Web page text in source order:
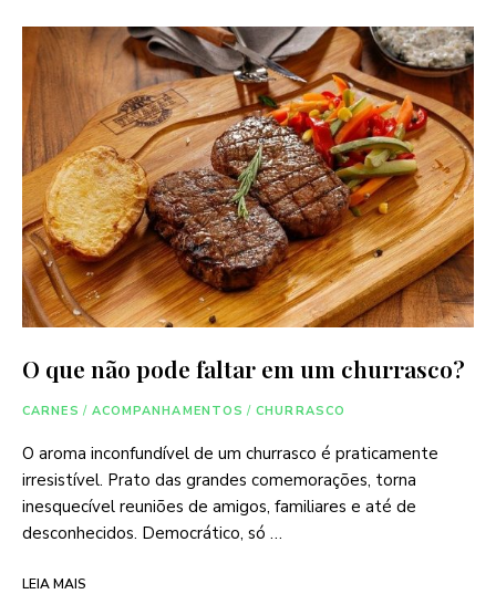
O que não pode faltar em um churrasco?
CARNES / ACOMPANHAMENTOS / CHURRASCO
O aroma inconfundível de um churrasco é praticamente
irresistível. Prato das grandes comemorações, torna
inesquecível reuniões de amigos, familiares e até de
desconhecidos. Democrático, só …
LEIA MAIS